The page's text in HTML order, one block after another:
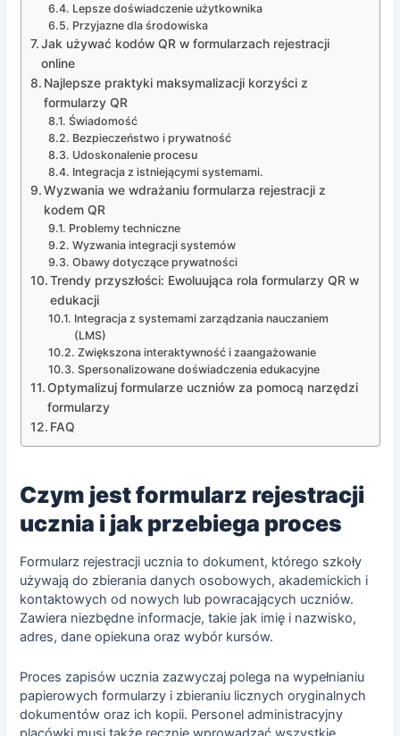
Lepsze doświadczenie użytkownika
Przyjazne dla środowiska
Jak używać kodów QR w formularzach rejestracji
online
Najlepsze praktyki maksymalizacji korzyści z
formularzy QR
Świadomość
Bezpieczeństwo i prywatność
Udoskonalenie procesu
Integracja z istniejącymi systemami.
Wyzwania we wdrażaniu formularza rejestracji z
kodem QR
Problemy techniczne
Wyzwania integracji systemów
Obawy dotyczące prywatności
Trendy przyszłości: Ewoluująca rola formularzy QR w
edukacji
Integracja z systemami zarządzania nauczaniem
(LMS)
Zwiększona interaktywność i zaangażowanie
Spersonalizowane doświadczenia edukacyjne
Optymalizuj formularze uczniów za pomocą narzędzi
formularzy
FAQ
Czym jest formularz rejestracji
ucznia i jak przebiega proces
Formularz rejestracji ucznia to dokument, którego szkoły
używają do zbierania danych osobowych, akademickich i
kontaktowych od nowych lub powracających uczniów.
Zawiera niezbędne informacje, takie jak imię i nazwisko,
adres, dane opiekuna oraz wybór kursów.
Proces zapisów ucznia zazwyczaj polega na wypełnianiu
papierowych formularzy i zbieraniu licznych oryginalnych
dokumentów oraz ich kopii. Personel administracyjny